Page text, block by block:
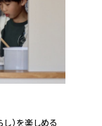
）を楽しめる